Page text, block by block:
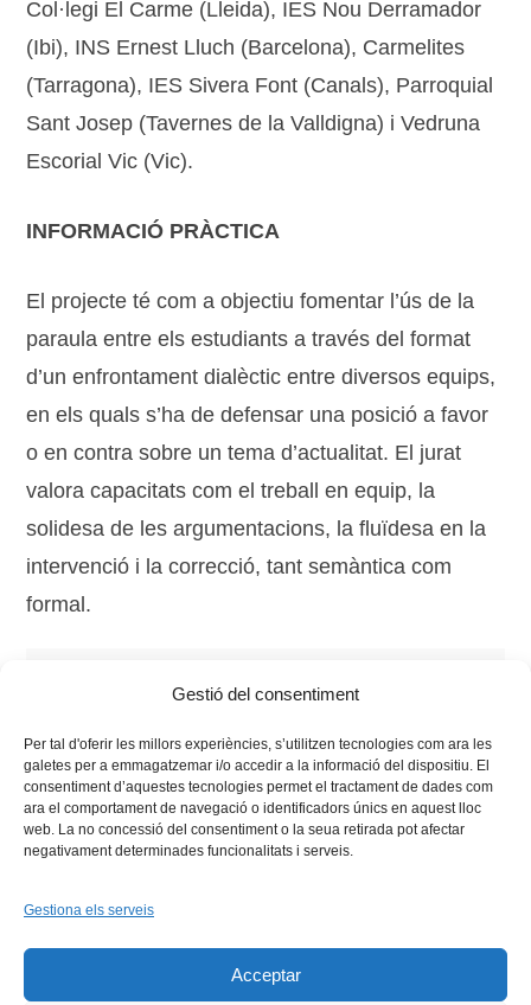
Gestió del consentiment
Per tal d'oferir les millors experiències, s’utilitzen tecnologies com ara les
galetes per a emmagatzemar i/o accedir a la informació del dispositiu. El
consentiment d’aquestes tecnologies permet el tractament de dades com
ara el comportament de navegació o identificadors únics en aquest lloc
web. La no concessió del consentiment o la seua retirada pot afectar
negativament determinades funcionalitats i serveis.
Gestiona els serveis
Acceptar
Col·legi El Carme (Lleida), IES Nou Derramador
(Ibi), INS Ernest Lluch (Barcelona), Carmelites
(Tarragona), IES Sivera Font (Canals), Parroquial
Sant Josep (Tavernes de la Valldigna) i Vedruna
Escorial Vic (Vic).
INFORMACIÓ PRÀCTICA
El projecte té com a objectiu fomentar l’ús de la
paraula entre els estudiants a través del format
d’un enfrontament dialèctic entre diversos equips,
en els quals s’ha de defensar una posició a favor
o en contra sobre un tema d’actualitat. El jurat
valora capacitats com el treball en equip, la
solidesa de les argumentacions, la fluïdesa en la
intervenció i la correcció, tant semàntica com
formal.
Secundària,universitat